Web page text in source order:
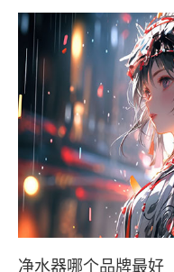
净水器哪个品牌最好